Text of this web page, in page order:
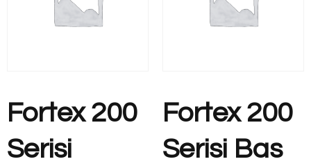
Fortex 200
Serisi
Fortex 200
Serisi Bas